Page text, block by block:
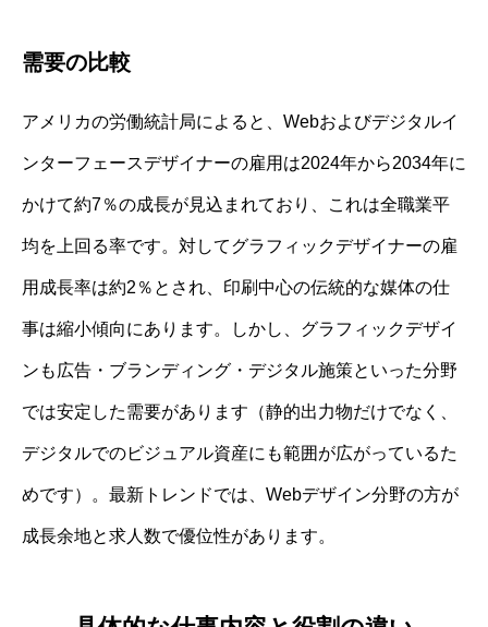
需要の比較
アメリカの労働統計局によると、Webおよびデジタルイ
ンターフェースデザイナーの雇用は2024年から2034年に
かけて約7％の成長が見込まれており、これは全職業平
均を上回る率です。対してグラフィックデザイナーの雇
用成長率は約2％とされ、印刷中心の伝統的な媒体の仕
事は縮小傾向にあります。しかし、グラフィックデザイ
ンも広告・ブランディング・デジタル施策といった分野
では安定した需要があります（静的出力物だけでなく、
デジタルでのビジュアル資産にも範囲が広がっているた
めです）。最新トレンドでは、Webデザイン分野の方が
成長余地と求人数で優位性があります。